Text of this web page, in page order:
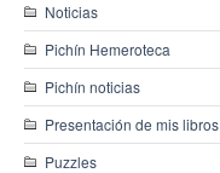
Noticias
Pichín Hemeroteca
Pichín noticias
Presentación de mis libros
Puzzles